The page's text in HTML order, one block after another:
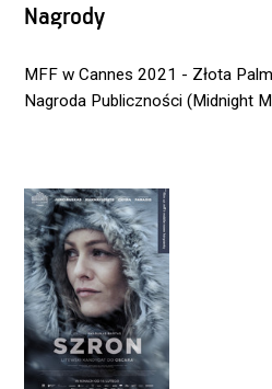
Nagrody
MFF w Cannes 2021 - Złota
Nagroda Publiczności (Midnight